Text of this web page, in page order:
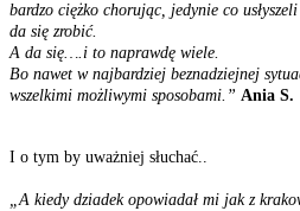
bardzo ciężko chorując, jedynie co
da się zrobić.
A da się….i to naprawdę wiele.
Bo nawet w najbardziej beznadziejnej
wszelkimi możliwymi sposobami.” Ania S.
I o tym by uważniej słuchać..
„A kiedy dziadek opowiadał mi jak z